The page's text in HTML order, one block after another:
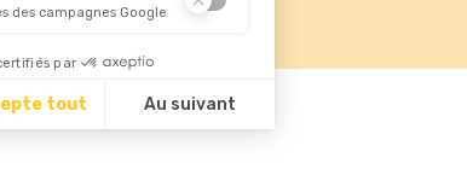
des campagnes Google
par
tout Au suivant